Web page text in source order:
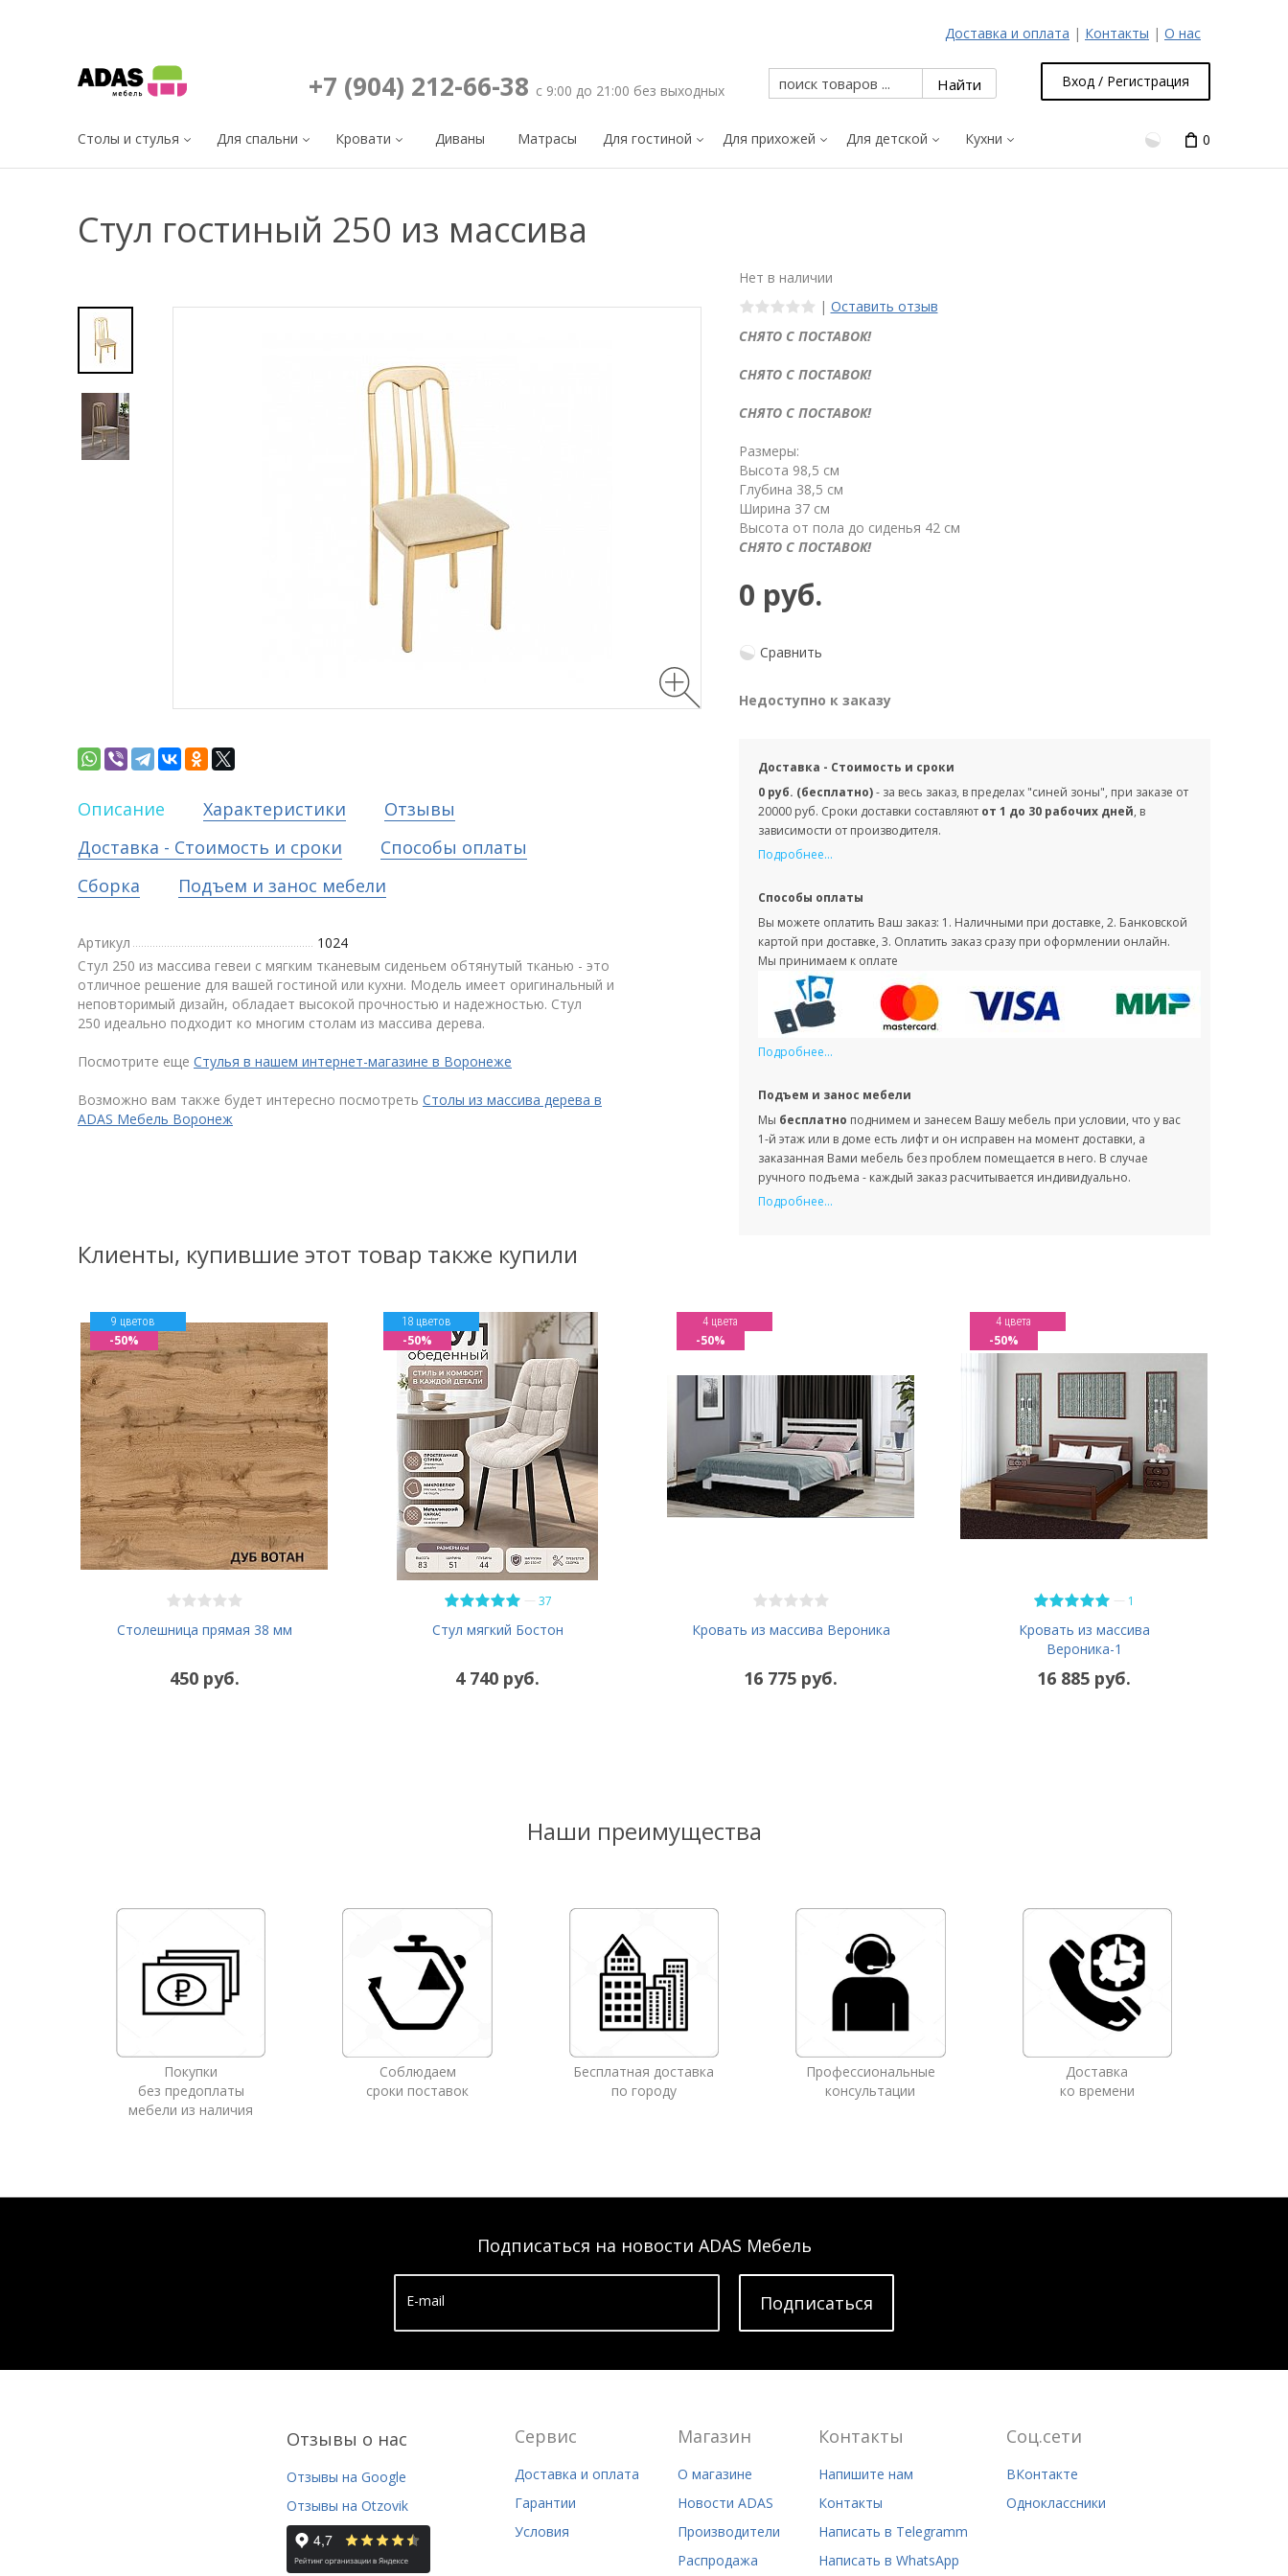
Доставка и оплата | Контакты | О нас
+7 (904) 212-66-38 с 9:00 до 21:00 без выходных
Вход / Регистрация
Столы и стулья Для спальни Кровати Диваны Матрасы Для гостиной Для прихожей Для детской Кухни 0
Стул гостиный 250 из массива
Нет в наличии
| Оставить отзыв
СНЯТО С ПОСТАВОК!
СНЯТО С ПОСТАВОК!
СНЯТО С ПОСТАВОК!
Размеры:
Высота 98,5 см
Глубина 38,5 см
Ширина 37 см
Высота от пола до сиденья 42 см
СНЯТО С ПОСТАВОК!
0 руб.
Сравнить
Недоступно к заказу
Доставка - Стоимость и сроки
0 руб. (бесплатно)- за весь заказ, в пределах "синей зоны", при заказе от
20000 руб. Сроки доставки составляют от 1 до 30 рабочих дней, в
зависимости от производителя.
Подробнее...
Способы оплаты
Вы можете оплатить Ваш заказ: 1. Наличными при доставке, 2. Банковской
картой при доставке, 3. Оплатить заказ сразу при оформлении онлайн.
Мы принимаем к оплате
Подробнее...
Подъем и занос мебели
Мы бесплатно поднимем и занесем Вашу мебель при условии, что у вас
1-й этаж или в доме есть лифт и он исправен на момент доставки, а
заказанная Вами мебель без проблем помещается в него. В случае
ручного подъема - каждый заказ расчитывается индивидуально.
Подробнее...
Описание Характеристики
Отзывы
Доставка - Стоимость и сроки
Способы оплаты
Сборка
Подъем и занос мебели
Артикул
1024
Стул 250 из массива гевеи с мягким тканевым сиденьем обтянутый тканью - это
отличное решение для вашей гостиной или кухни. Модель имеет оригинальный и
неповторимый дизайн, обладает высокой прочностью и надежностью. Стул
250 идеально подходит ко многим столам из массива дерева.
Посмотрите еще Стулья в нашем интернет-магазине в Воронеже
Возможно вам также будет интересно посмотреть Столы из массива дерева в
ADAS Мебель Воронеж
Клиенты, купившие этот товар также купили
Столешница прямая 38 мм
9 цветов
450 руб.
-50%
— 37
Стул мягкий Бостон
18 цветов
4 740 руб.
-50%
Кровать из массива Вероника
4 цвета
16 775 руб.
-50%
— 1
Кровать из массива
Вероника-1
4 цвета
16 885 руб.
-50%
Наши преимущества
Покупки
без предоплаты
мебели из наличия
Соблюдаем
сроки поставок
Бесплатная доставка
по городу
Профессиональные
консультации
Доставка
ко времени
Подписаться на новости ADAS Мебель
E-mail Подписатьcя
Отзывы о нас
Отзывы на Google
Отзывы на Otzovik
Сервис
Доставка и оплата
Гарантии
Условия
Магазин
О магазине
Новости ADAS
Производители
Распродажа
Контакты
Напишите нам
Контакты
Написать в Telegramm
Написать в WhatsApp
Соц.сети
ВКонтакте
Одноклассники